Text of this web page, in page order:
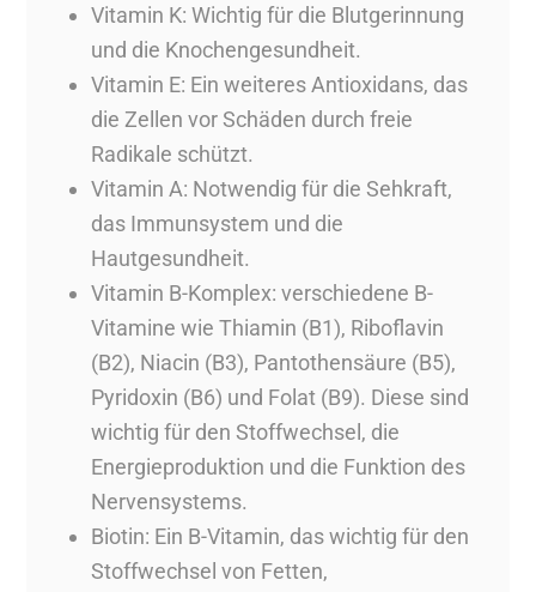
Vitamin K: Wichtig für die Blutgerinnung
und die Knochengesundheit.
Vitamin E: Ein weiteres Antioxidans, das
die Zellen vor Schäden durch freie
Radikale schützt.
Vitamin A: Notwendig für die Sehkraft,
das Immunsystem und die
Hautgesundheit.
Vitamin B-Komplex: verschiedene B-
Vitamine wie Thiamin (B1), Riboflavin
(B2), Niacin (B3), Pantothensäure (B5),
Pyridoxin (B6) und Folat (B9). Diese sind
wichtig für den Stoffwechsel, die
Energieproduktion und die Funktion des
Nervensystems.
Biotin: Ein B-Vitamin, das wichtig für den
Stoffwechsel von Fetten,